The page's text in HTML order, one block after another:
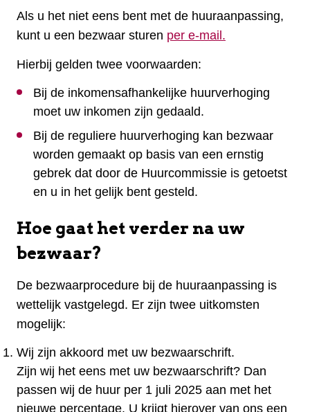
Als u het niet eens bent met de huuraanpassing,
kunt u een bezwaar sturen per e-mail.
Hierbij gelden twee voorwaarden:
Bij de inkomensafhankelijke huurverhoging
moet uw inkomen zijn gedaald.
Bij de reguliere huurverhoging kan bezwaar
worden gemaakt op basis van een ernstig
gebrek dat door de Huurcommissie is getoetst
en u in het gelijk bent gesteld.
Hoe gaat het verder na uw
bezwaar?
De bezwaarprocedure bij de huuraanpassing is
wettelijk vastgelegd. Er zijn twee uitkomsten
mogelijk:
Wij zijn akkoord met uw bezwaarschrift.
Zijn wij het eens met uw bezwaarschrift? Dan
passen wij de huur per 1 juli 2025 aan met het
nieuwe percentage. U krijgt hierover van ons een